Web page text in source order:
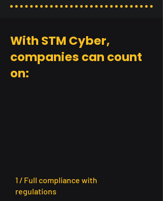
With STM Cyber,
companies can count
on:
1 / Full compliance with
regulations